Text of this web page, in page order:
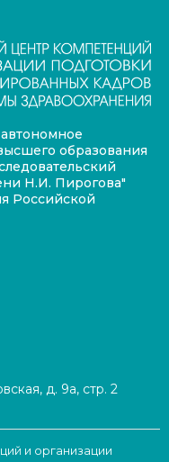
образования
Н.И. Пирогова"
Российской
д. 9а, стр. 2
и организации